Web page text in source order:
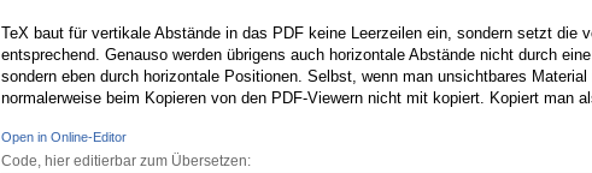
TeX baut für vertikale Abstände in das PDF keine Leerzeilen ein, sondern setzt die
entsprechend. Genauso werden übrigens auch horizontale Abstände nicht durch
sondern eben durch horizontale Positionen. Selbst, wenn man unsichtbares Material
normalerweise beim Kopieren von den PDF-Viewern nicht mit kopiert. Kopiert man
Open in Online-Editor
Code, hier editierbar zum Übersetzen: